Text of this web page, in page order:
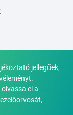
jellegűek,
el a